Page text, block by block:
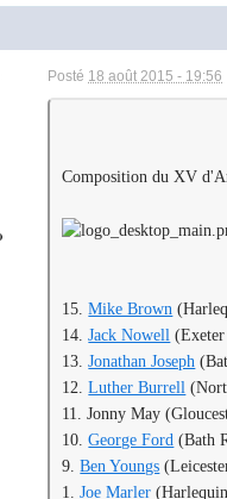
Posté 18 août 2015 - 19:56
Composition du XV
15.Mike Brown
14.Jack Nowell (Exeter
13.Jonathan Joseph
12.Luther Burrell
11. Jonny May
10.George Ford (Bath
9.Ben Youngs
1.Joe Marler